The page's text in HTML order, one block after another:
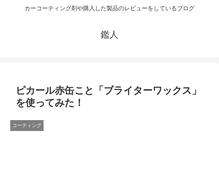
カーコーティング剤や購入した製品のレビューをしているブログ
鑑人
ピカール赤缶こと「ブライターワックス」
を使ってみた！
コーティング